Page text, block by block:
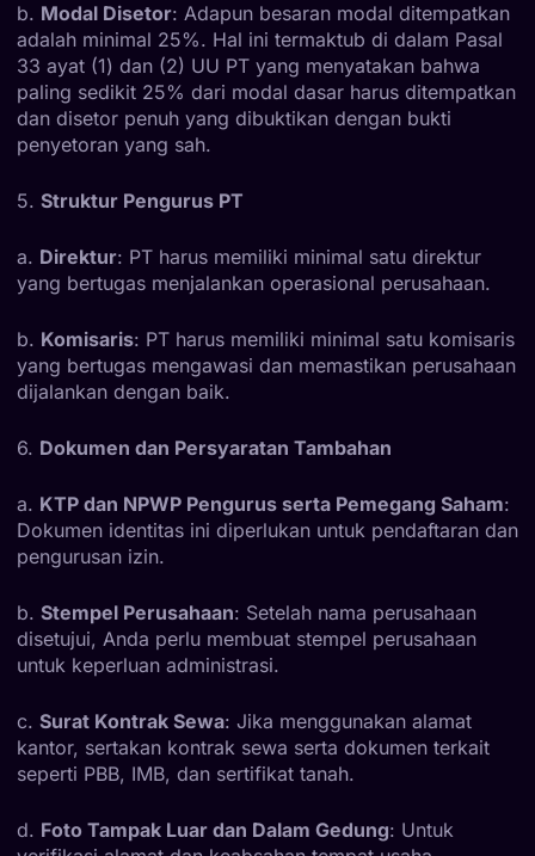
b. Modal Disetor: Adapun besaran modal ditempatkan
adalah minimal 25%. Hal ini termaktub di dalam Pasal
33 ayat (1) dan (2) UU PT yang menyatakan bahwa
paling sedikit 25% dari modal dasar harus ditempatkan
dan disetor penuh yang dibuktikan dengan bukti
penyetoran yang sah.
5. Struktur Pengurus PT
a. Direktur: PT harus memiliki minimal satu direktur
yang bertugas menjalankan operasional perusahaan.
b. Komisaris: PT harus memiliki minimal satu komisaris
yang bertugas mengawasi dan memastikan perusahaan
dijalankan dengan baik.
6. Dokumen dan Persyaratan Tambahan
a. KTP dan NPWP Pengurus serta Pemegang Saham:
Dokumen identitas ini diperlukan untuk pendaftaran dan
pengurusan izin.
b. Stempel Perusahaan: Setelah nama perusahaan
disetujui, Anda perlu membuat stempel perusahaan
untuk keperluan administrasi.
c. Surat Kontrak Sewa: Jika menggunakan alamat
kantor, sertakan kontrak sewa serta dokumen terkait
seperti PBB, IMB, dan sertifikat tanah.
d. Foto Tampak Luar dan Dalam Gedung: Untuk